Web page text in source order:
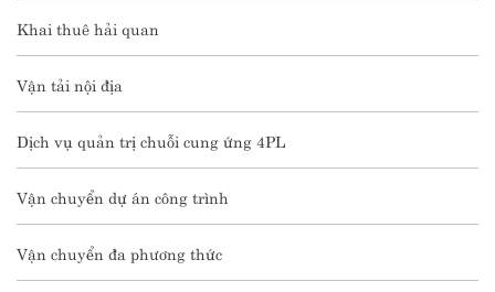
Khai thuê hải quan
Vận tải nội địa
Dịch vụ quản trị chuỗi cung ứng 4PL
Vận chuyển dự án công trình
Vận chuyển đa phương thức